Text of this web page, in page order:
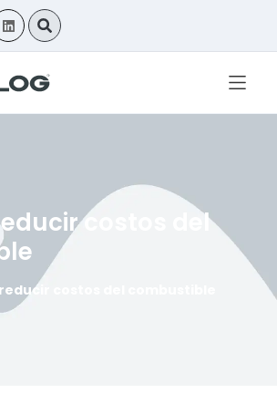
costos del
reducir costos del combustible